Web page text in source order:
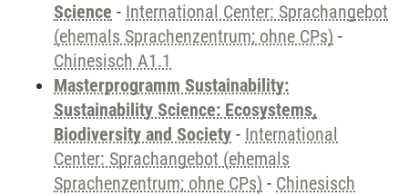
Science - International Center: Sprachangebot
(ehemals Sprachenzentrum; ohne CPs) -
Chinesisch A1.1
Masterprogramm Sustainability:
Sustainability Science: Ecosystems,
Biodiversity and Society - International
Center: Sprachangebot (ehemals
Sprachenzentrum; ohne CPs) - Chinesisch